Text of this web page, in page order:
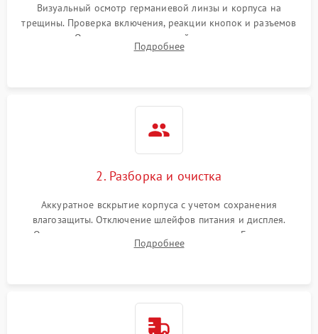
Визуальный осмотр германиевой линзы и корпуса на
трещины. Проверка включения, реакции кнопок и разъемов
зарядки. Оценка вывода тепловой сигнатуры на экран,
проверка базовых функций и считывание системных
Подробнее
2. Разборка и очистка
Аккуратное вскрытие корпуса с учетом сохранения
влагозащиты. Отключение шлейфов питания и дисплея.
Очистка внутренних плат от окислов и пыли. Бережная
обработка германиевого объектива специализированными
Подробнее